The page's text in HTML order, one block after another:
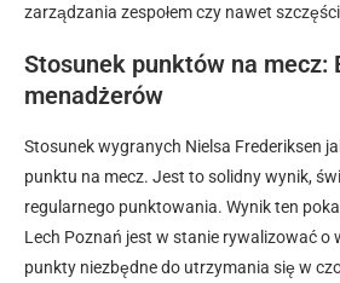
zarządzania zespołem czy nawet
Stosunek punktów na mecz:
menadżerów
Stosunek wygranych Nielsa Frederiksen
punktu na mecz. Jest to solidny wynik,
regularnego punktowania. Wynik ten
Lech Poznań jest w stanie rywalizować o
punkty niezbędne do utrzymania się w